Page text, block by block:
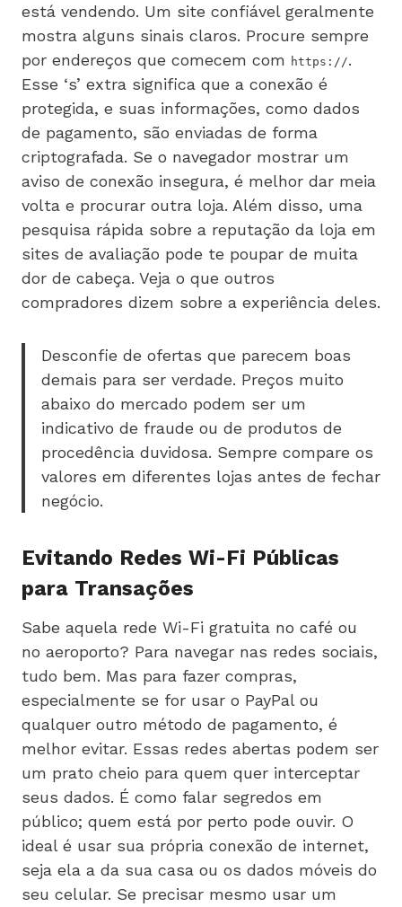
está vendendo. Um site confiável geralmente
mostra alguns sinais claros. Procure sempre
por endereços que comecem com https://.
Esse ‘s’ extra significa que a conexão é
protegida, e suas informações, como dados
de pagamento, são enviadas de forma
criptografada. Se o navegador mostrar um
aviso de conexão insegura, é melhor dar meia
volta e procurar outra loja. Além disso, uma
pesquisa rápida sobre a reputação da loja em
sites de avaliação pode te poupar de muita
dor de cabeça. Veja o que outros
compradores dizem sobre a experiência deles.
Desconfie de ofertas que parecem boas
demais para ser verdade. Preços muito
abaixo do mercado podem ser um
indicativo de fraude ou de produtos de
procedência duvidosa. Sempre compare os
valores em diferentes lojas antes de fechar
negócio.
Evitando Redes Wi-Fi Públicas
para Transações
Sabe aquela rede Wi-Fi gratuita no café ou
no aeroporto? Para navegar nas redes sociais,
tudo bem. Mas para fazer compras,
especialmente se for usar o PayPal ou
qualquer outro método de pagamento, é
melhor evitar. Essas redes abertas podem ser
um prato cheio para quem quer interceptar
seus dados. É como falar segredos em
público; quem está por perto pode ouvir. O
ideal é usar sua própria conexão de internet,
seja ela a da sua casa ou os dados móveis do
seu celular. Se precisar mesmo usar um